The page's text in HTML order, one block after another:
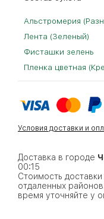
Альстромерия
Лента (Зеленый)
Фисташки зелень
Пленка цветная
Условия доставки и
Доставка в городе
00:15
Стоимость
отдаленных
время уточняйте у